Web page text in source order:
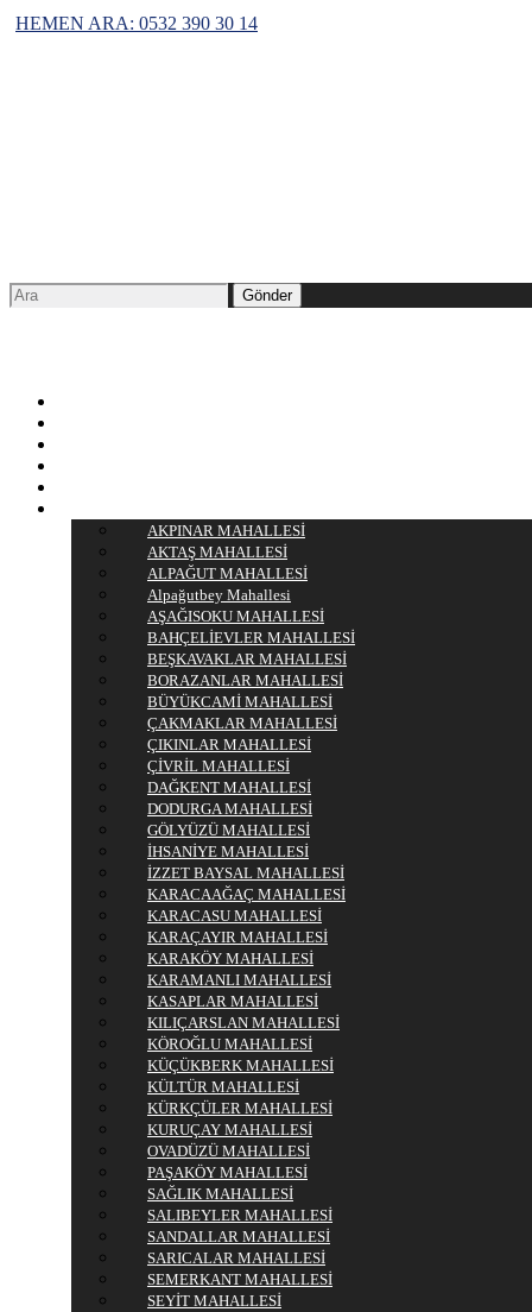
HEMEN ARA: 0532 390 30 14
AKPINAR MAHALLESİ
AKTAŞ MAHALLESİ
ALPAĞUT MAHALLESİ
Alpağutbey Mahallesi
AŞAĞISOKU MAHALLESİ
BAHÇELİEVLER MAHALLESİ
BEŞKAVAKLAR MAHALLESİ
BORAZANLAR MAHALLESİ
BÜYÜKCAMİ MAHALLESİ
ÇAKMAKLAR MAHALLESİ
ÇIKINLAR MAHALLESİ
ÇİVRİL MAHALLESİ
DAĞKENT MAHALLESİ
DODURGA MAHALLESİ
GÖLYÜZÜ MAHALLESİ
İHSANİYE MAHALLESİ
İZZET BAYSAL MAHALLESİ
KARACAAĞAÇ MAHALLESİ
KARACASU MAHALLESİ
KARAÇAYIR MAHALLESİ
KARAKÖY MAHALLESİ
KARAMANLI MAHALLESİ
KASAPLAR MAHALLESİ
KILIÇARSLAN MAHALLESİ
KÖROĞLU MAHALLESİ
KÜÇÜKBERK MAHALLESİ
KÜLTÜR MAHALLESİ
KÜRKÇÜLER MAHALLESİ
KURUÇAY MAHALLESİ
OVADÜZÜ MAHALLESİ
PAŞAKÖY MAHALLESİ
SAĞLIK MAHALLESİ
SALIBEYLER MAHALLESİ
SANDALLAR MAHALLESİ
SARICALAR MAHALLESİ
SEMERKANT MAHALLESİ
SEYİT MAHALLESİ